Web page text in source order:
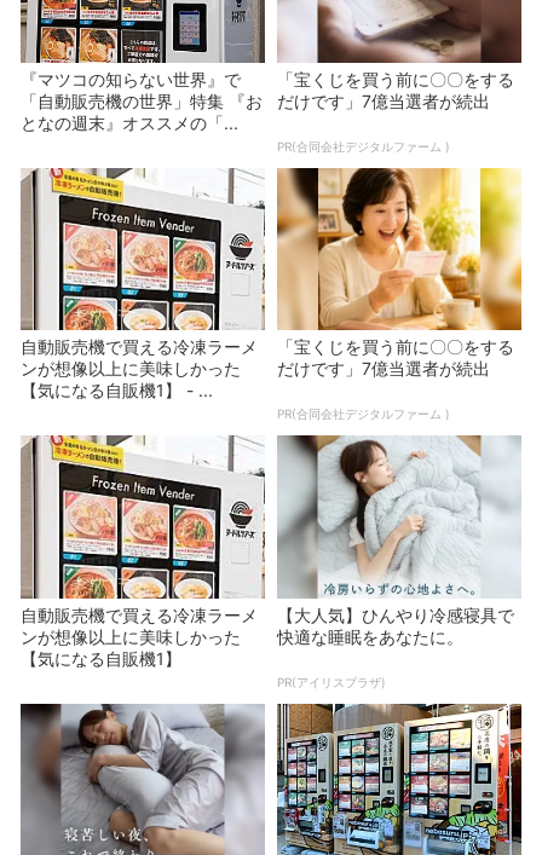
『マツコの知らない世界』で
「自動販売機の世界」特集 『お
となの週末』オススメの「...
「宝くじを買う前に〇〇をする
だけです」7億当選者が続出
PR(合同会社デジタルファーム )
自動販売機で買える冷凍ラーメ
ンが想像以上に美味しかった
【気になる自販機1】 - ...
「宝くじを買う前に〇〇をする
だけです」7億当選者が続出
PR(合同会社デジタルファーム )
自動販売機で買える冷凍ラーメ
ンが想像以上に美味しかった
【気になる自販機1】
【大人気】ひんやり冷感寝具で
快適な睡眠をあなたに。
PR(アイリスプラザ)